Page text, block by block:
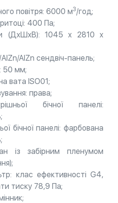
повітря: 6000 м3/год;
400 Па;
(ДхШхВ): 1045 х 2810 х
AlZn сендвіч-панель;
50 мм;
вата ISO01;
права;
бічної панелі:
бічної панелі: фарбована
із забірним пленумом
клас ефективності G4,
тиску 78,9 Па;